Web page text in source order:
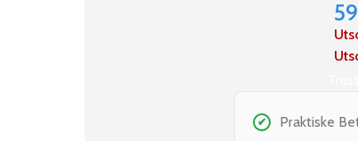
59
✔ Praktiske